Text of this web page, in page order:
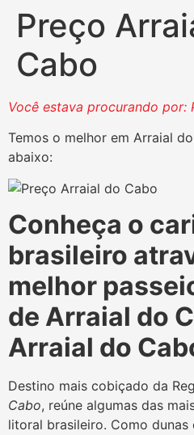
Preço
Cabo
Você estava procurando por:
Temos o melhor em Arraial
abaixo:
Conheça o
brasileiro
melhor
de Arraial do
Arraial do
Destino mais cobiçado da
Cabo, reúne algumas das
litoral brasileiro. Como dunas